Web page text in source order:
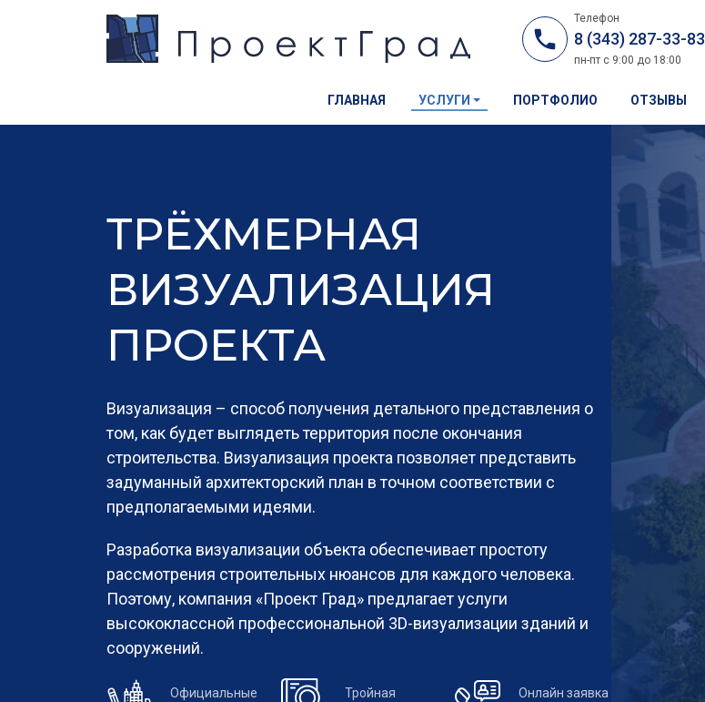
Телефон
8 (343) 287-33-83
пн-пт с 9:00 до 18:00
ГЛАВНАЯ УСЛУГИ ПОРТФОЛИО ОТЗЫВЫ
ТРЁХМЕРНАЯ
ВИЗУАЛИЗАЦИЯ
ПРОЕКТА
Визуализация – способ получения детального представления о
том, как будет выглядеть территория после окончания
строительства. Визуализация проекта позволяет представить
задуманный архитекторский план в точном соответствии с
предполагаемыми идеями.
Разработка визуализации объекта обеспечивает простоту
рассмотрения строительных нюансов для каждого человека.
Поэтому, компания «Проект Град» предлагает услуги
высококлассной профессиональной 3D-визуализации зданий и
сооружений.
Официальные
Тройная
Онлайн заявка